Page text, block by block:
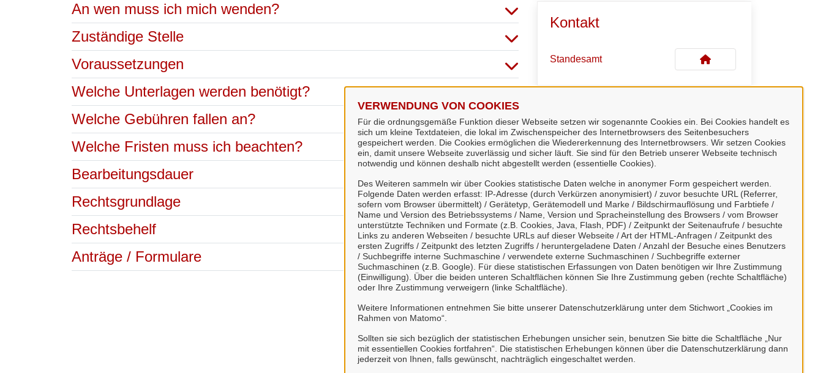
VERWENDUNG VON COOKIES
Für die ordnungsgemäße Funktion dieser Webseite setzen wir sogenannte Cookies ein. Bei Cookies handelt es
sich um kleine Textdateien, die lokal im Zwischenspeicher des Internetbrowsers des Seitenbesuchers
gespeichert werden. Die Cookies ermöglichen die Wiedererkennung des Internetbrowsers. Wir setzen Cookies
ein, damit unsere Webseite zuverlässig und sicher läuft. Sie sind für den Betrieb unserer Webseite technisch
notwendig und können deshalb nicht abgestellt werden (essentielle Cookies).
Des Weiteren sammeln wir über Cookies statistische Daten welche in anonymer Form gespeichert werden.
Folgende Daten werden erfasst: IP-Adresse (durch Verkürzen anonymisiert) / zuvor besuchte URL (Referrer,
sofern vom Browser übermittelt) / Gerätetyp, Gerätemodell und Marke / Bildschirmauflösung und Farbtiefe /
Name und Version des Betriebssystems / Name, Version und Spracheinstellung des Browsers / vom Browser
unterstützte Techniken und Formate (z.B. Cookies, Java, Flash, PDF) / Zeitpunkt der Seitenaufrufe / besuchte
Links zu anderen Webseiten / besuchte URLs auf dieser Webseite / Art der HTML-Anfragen / Zeitpunkt des
ersten Zugriffs / Zeitpunkt des letzten Zugriffs / heruntergeladene Daten / Anzahl der Besuche eines Benutzers
/ Suchbegriffe interne Suchmaschine / verwendete externe Suchmaschinen / Suchbegriffe externer
Suchmaschinen (z.B. Google). Für diese statistischen Erfassungen von Daten benötigen wir Ihre Zustimmung
(Einwilligung). Über die beiden unteren Schaltflächen können Sie Ihre Zustimmung geben (rechte Schaltfläche)
oder Ihre Zustimmung verweigern (linke Schaltfläche).
Weitere Informationen entnehmen Sie bitte unserer Datenschutzerklärung unter dem Stichwort „Cookies im
Rahmen von Matomo“.
Sollten sie sich bezüglich der statistischen Erhebungen unsicher sein, benutzen Sie bitte die Schaltfläche „Nur
mit essentiellen Cookies fortfahren“. Die statistischen Erhebungen können über die Datenschutzerklärung dann
jederzeit von Ihnen, falls gewünscht, nachträglich eingeschaltet werden.
An wen muss ich mich wenden?
Zuständige Stelle
Voraussetzungen
Welche Unterlagen werden benötigt?
Welche Gebühren fallen an?
Welche Fristen muss ich beachten?
Bearbeitungsdauer
Rechtsgrundlage
Rechtsbehelf
Anträge / Formulare
Kontakt
Standesamt
Kontaktpersonen
Sachbearbeiter /-in
Frau Springer
Verwandte Dienstleistungen
Urkunden aus dem
Geburtenregister
Sterberegister
Urkunden aus dem
Lebenspartnerschaftregister